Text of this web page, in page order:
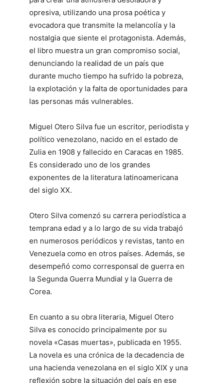
opresiva, utilizando una prosa poética y
evocadora que transmite la melancolía y la
nostalgia que siente el protagonista. Además,
el libro muestra un gran compromiso social,
denunciando la realidad de un país que
durante mucho tiempo ha sufrido la pobreza,
la explotación y la falta de oportunidades para
las personas más vulnerables.
Miguel Otero Silva fue un escritor, periodista y
político venezolano, nacido en el estado de
Zulia en 1908 y fallecido en Caracas en 1985.
Es considerado uno de los grandes
exponentes de la literatura latinoamericana
del siglo XX.
Otero Silva comenzó su carrera periodística a
temprana edad y a lo largo de su vida trabajó
en numerosos periódicos y revistas, tanto en
Venezuela como en otros países. Además, se
desempeñó como corresponsal de guerra en
la Segunda Guerra Mundial y la Guerra de
Corea.
En cuanto a su obra literaria, Miguel Otero
Silva es conocido principalmente por su
novela «Casas muertas», publicada en 1955.
La novela es una crónica de la decadencia de
una hacienda venezolana en el siglo XIX y una
reflexión sobre la situación del país en ese